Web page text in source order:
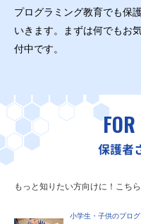
プログラミング教育でも保
いきます。まずは何でもお
付中です。
保護者
もっと知りたい方向けに！こち
小学生・子供のプロ